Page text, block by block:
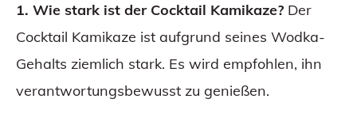
1. Wie stark ist der Cocktail Kamikaze? Der
Cocktail Kamikaze ist aufgrund seines Wodka-
Gehalts ziemlich stark. Es wird empfohlen, ihn
verantwortungsbewusst zu genießen.